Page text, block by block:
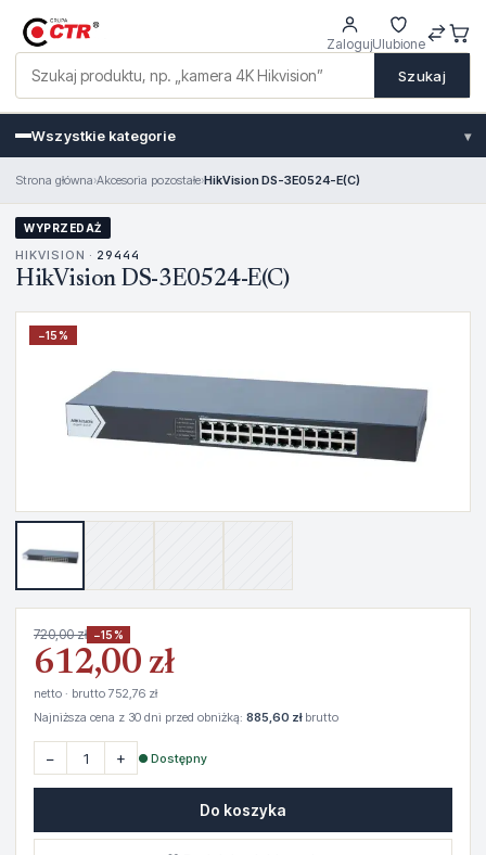
Szukaj
ZalogujUlubione
Wszystkie kategorie ▾
Strona główna›Akcesoria pozostałe›HikVision DS-3E0524-E(C)
WYPRZEDAŻ
HIKVISION · 29444
HikVision DS-3E0524-E(C)
−15%
720,00 zł −15%
612,00 zł
netto · brutto 752,76 zł
Najniższa cena z 30 dni przed obniżką: 885,60 złbrutto
− + ● Dostępny
Do koszyka